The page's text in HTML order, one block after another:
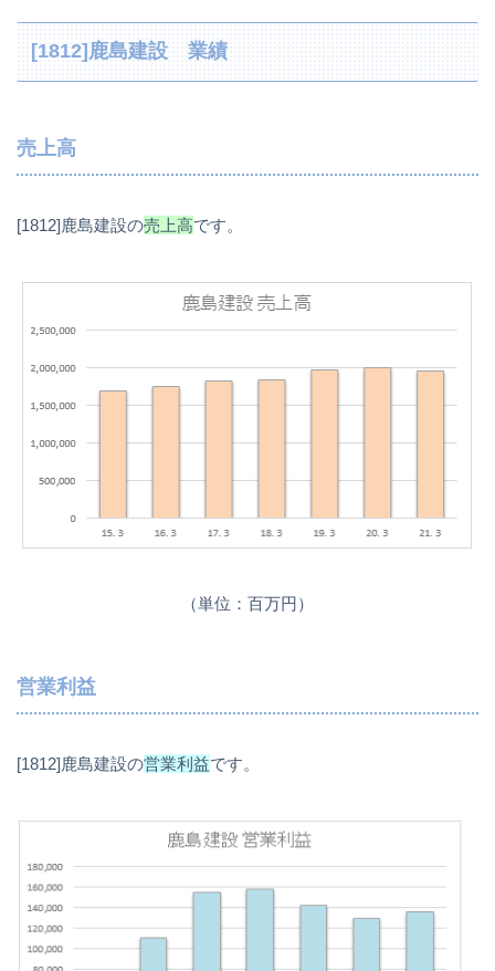
[1812]鹿島建設 業績
売上高
[1812]鹿島建設の売上高です。
（単位：百万円）
営業利益
[1812]鹿島建設の営業利益です。